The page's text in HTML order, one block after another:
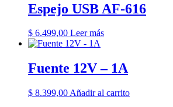
Espejo USB AF-616
$ 6.499,00 Leer más
Fuente 12V – 1A
$ 8.399,00 Añadir al carrito